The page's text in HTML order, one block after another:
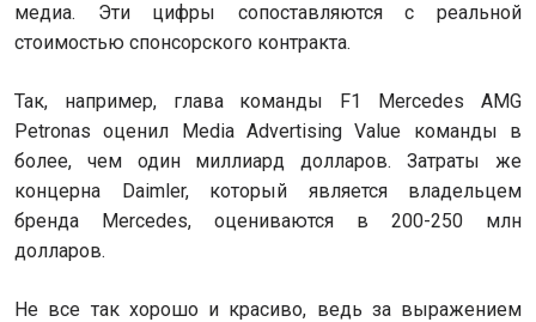
медиа. Эти цифры сопоставляются с реальной
стоимостью спонсорского контракта.
Так, например, глава команды F1 Mercedes AMG
Petronas оценил Media Advertising Value команды в
более, чем один миллиард долларов. Затраты же
концерна Daimler, который является владельцем
бренда Mercedes, оцениваются в 200-250 млн
долларов.
Не все так хорошо и красиво, ведь за выражением